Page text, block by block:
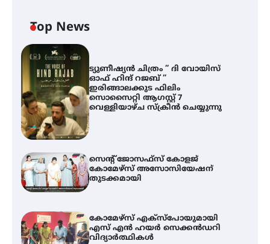
Top News
ട്യുണീഷ്യൻ ചിത്രം ” ദി വോയിസ്
ഓഫ് ഹിന്ദ് റജബ് ”
ഇരിങ്ങാലക്കുട ഫിലിം
സൊസൈറ്റി ആഗസ്റ്റ് 7
വെള്ളിയാഴ്ച സ്‌ക്രീൻ ചെയ്യുന്നു
സെന്റ് ജോസഫ്സ് കോളജ്
കോമേഴ്‌സ് അസോസിയേഷന്
തുടക്കമായി
കോമേഴ്സ് എക്സ്പോയുമായി
എസ് എൻ ഹയർ സെക്കൻഡറി
വിദ്യാർത്ഥികൾ